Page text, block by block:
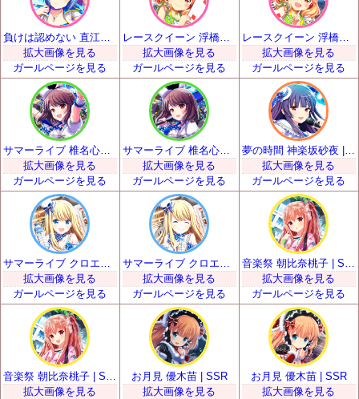
拡大画像を見る
ガールページを見る
レースクイーン 浮橋明日香 | SSR
拡大画像を見る
ガールページを見る
レースクイーン 浮橋明日香 | SSR
拡大画像を見る
ガールページを見る
拡大画像を見る
ガールページを見る
サマーライブ 椎名心実 | SSR
拡大画像を見る
ガールページを見る
夢の時間 神楽坂砂夜 | SSR
拡大画像を見る
ガールページを見る
拡大画像を見る
ガールページを見る
拡大画像を見る
ガールページを見る
拡大画像を見る
ガールページを見る
拡大画像を見る
お月見 優木苗 | SSR
拡大画像を見る
お月見 優木苗 | SSR
拡大画像を見る